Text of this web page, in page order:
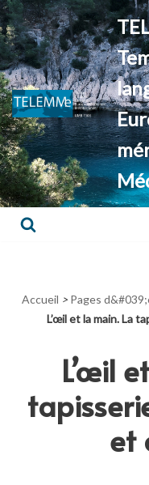
Aller
au
contenu
Accueil > Pages
L’œil et la main. La
L’œil
et